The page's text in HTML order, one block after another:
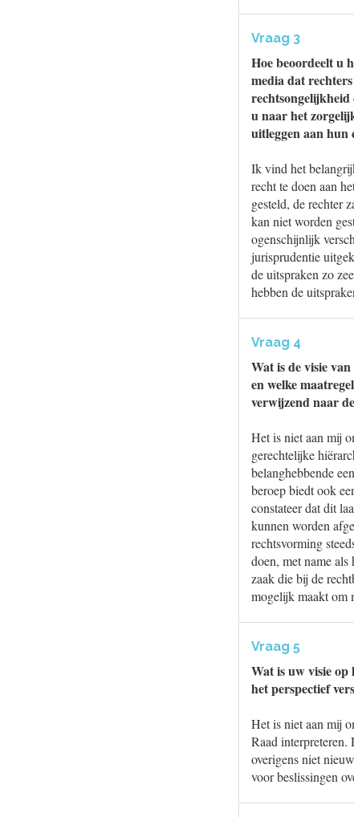
Vraag 3
Hoe beoordeelt u
media dat
u naar het
uitleggen aan hun
Ik vind het
recht te doen aan
gesteld, de rechter
kan niet worden
ogenschijnlijk
jurisprudentie
de uitspraken zo
hebben de
Vraag 4
Wat is de visie
en welke
verwijzend naar
Het is niet aan mij
gerechtelijke
belanghebbende
beroep biedt ook
constateer dat dit
kunnen worden
rechtsvorming
doen, met name
zaak die bij de
mogelijk maakt om
Vraag 5
Wat is uw visie
het perspectief
Het is niet aan mij
Raad interpreteren.
overigens niet
voor beslissingen